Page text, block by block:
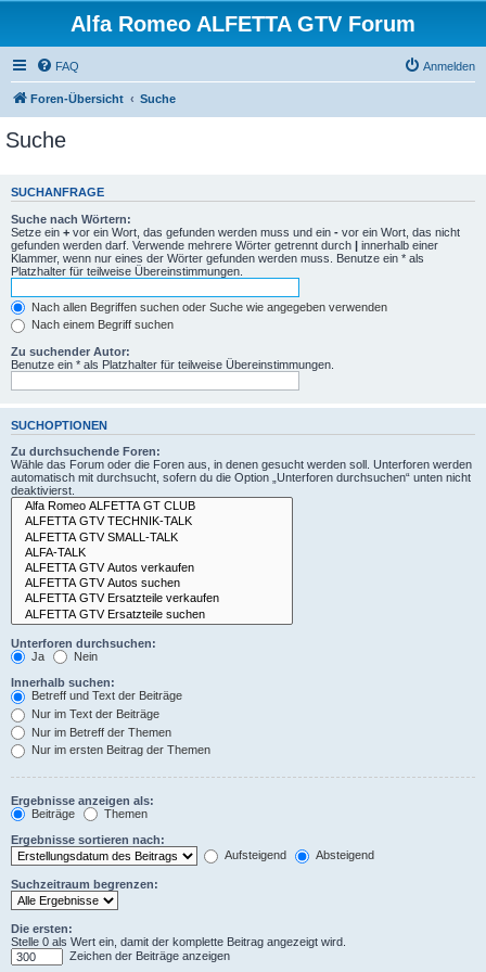
Alfa Romeo ALFETTA GTV Forum
FAQ Anmelden
Foren-Übersicht Suche
Suche
SUCHANFRAGE
Suche nach Wörtern:
Setze ein + vor ein Wort, das gefunden werden muss und ein - vor ein Wort, das nicht
gefunden werden darf. Verwende mehrere Wörter getrennt durch | innerhalb einer
Klammer, wenn nur eines der Wörter gefunden werden muss. Benutze ein * als
Platzhalter für teilweise Übereinstimmungen.
Nach allen Begriffen suchen oder Suche wie angegeben verwenden
Nach einem Begriff suchen
Zu suchender Autor:
Benutze ein * als Platzhalter für teilweise Übereinstimmungen.
SUCHOPTIONEN
Zu durchsuchende Foren:
Wähle das Forum oder die Foren aus, in denen gesucht werden soll. Unterforen werden
automatisch mit durchsucht, sofern du die Option „Unterforen durchsuchen“ unten nicht
deaktivierst.
Unterforen durchsuchen:
Ja
Nein
Innerhalb suchen:
Betreff und Text der Beiträge
Nur im Text der Beiträge
Nur im Betreff der Themen
Nur im ersten Beitrag der Themen
Ergebnisse anzeigen als:
Beiträge
Themen
Ergebnisse sortieren nach:
Aufsteigend
Absteigend
Suchzeitraum begrenzen:
Die ersten:
Stelle 0 als Wert ein, damit der komplette Beitrag angezeigt wird.
Zeichen der Beiträge anzeigen